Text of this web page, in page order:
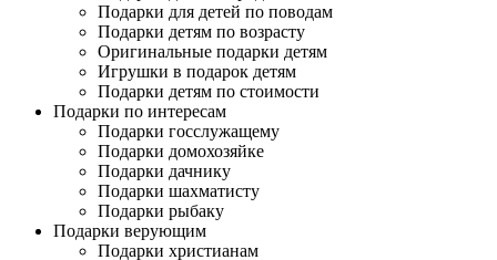
Подарки для детей по поводам
Подарки детям по возрасту
Оригинальные подарки детям
Игрушки в подарок детям
Подарки детям по стоимости
Подарки по интересам
Подарки госслужащему
Подарки домохозяйке
Подарки дачнику
Подарки шахматисту
Подарки рыбаку
Подарки верующим
Подарки христианам